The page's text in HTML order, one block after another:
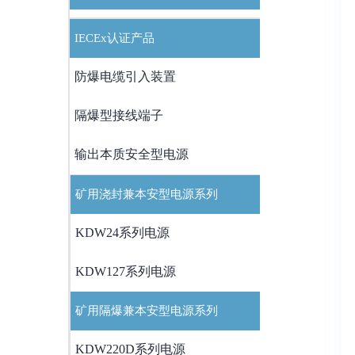
IECEx认证产品
防爆电缆引入装置
隔爆型接线端子
输出本质安全型电源
矿用浇封兼本安型电源系列
KDW24系列电源
KDW127系列电源
矿用隔爆兼本安型电源系列
KDW220D系列电源